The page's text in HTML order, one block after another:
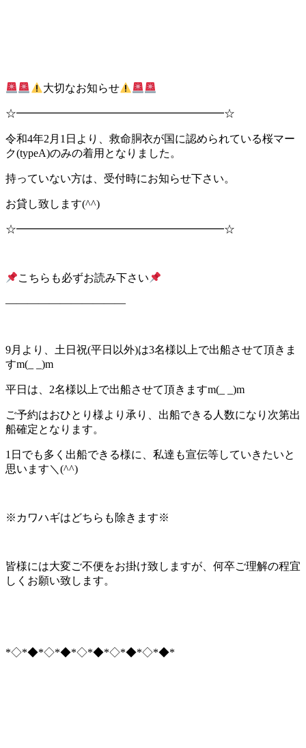
大切なお知らせ
☆━━━━━━━━━━━━━━━━━━━☆
令和4年2月1日より、救命胴衣が国に認められている桜マー
ク(typeA)のみの着用となりました。
持っていない方は、受付時にお知らせ下さい。
お貸し致します(^^)
☆━━━━━━━━━━━━━━━━━━━☆
こちらも必ずお読み下さい
———————————
9月より、土日祝(平日以外)は3名様以上で出船させて頂きま
すm(_ _)m
平日は、2名様以上で出船させて頂きますm(_ _)m
ご予約はおひとり様より承り、出船できる人数になり次第出
船確定となります。
1日でも多く出船できる様に、私達も宣伝等していきたいと
思います＼(^^)
※カワハギはどちらも除きます※
皆様には大変ご不便をお掛け致しますが、何卒ご理解の程宜
しくお願い致します。
*◇*◆*◇*◆*◇*◆*◇*◆*◇*◆*